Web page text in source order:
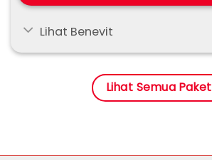
Lihat Benevit
Lihat Semua Paket